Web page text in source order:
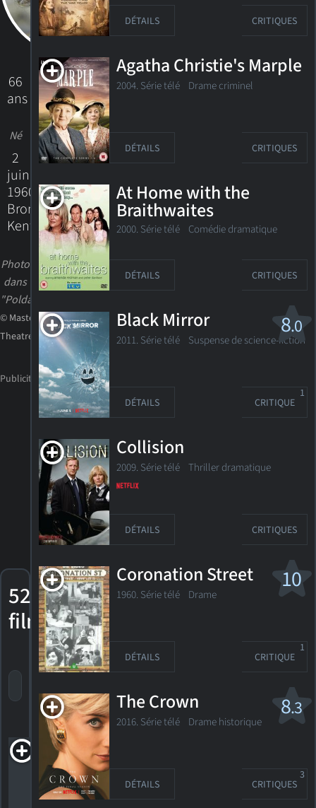
66
ans
Né
2
juin
1960
Bromley,
Kent,
Photo
dans
"Poldark"
© Masterpiece
Theatre
52
films
Absolute
Hell
1991. 2h00m Drame
DÉTAILS CRITIQUES
Agatha Christie's Marple
2004. Série télé Drame criminel
DÉTAILS CRITIQUES
At Home with the
Braithwaites
2000. Série télé Comédie dramatique
DÉTAILS CRITIQUES
8.0
Black Mirror
2011. Série télé Suspense de science-fiction
DÉTAILS CRITIQUE
1
Collision
2009. Série télé Thriller dramatique
DÉTAILS CRITIQUES
10
Coronation Street
1960. Série télé Drame
DÉTAILS CRITIQUE
1
8.3
The Crown
2016. Série télé Drame historique
DÉTAILS CRITIQUES
3